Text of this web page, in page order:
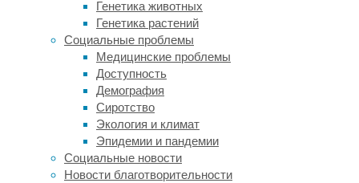
Генетика животных
Генетика растений
Социальные проблемы
Медицинские проблемы
Доступность
Демография
Сиротство
Экология и климат
Эпидемии и пандемии
Социальные новости
Новости благотворительности
лунном
свете
действует
внезапная
вспышка,
которая
пугает
жертву
и